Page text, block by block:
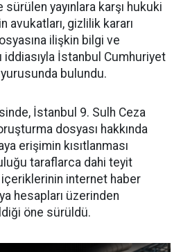
yayınlara karşı hukuki
avukatları, gizlilik kararı
ilişkin bilgi ve
iddiasıyla İstanbul Cumhuriyet
bulundu.
İstanbul 9. Sulh Ceza
dosyası hakkında
erişimin kısıtlanması
taraflarca dahi teyit
internet haber
hesapları üzerinden
öne sürüldü.